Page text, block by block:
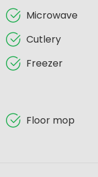
Microwave
Cutlery
Freezer
Floor mop